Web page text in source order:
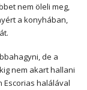
nem öleli meg,
a konyhában,
de a
nem akart hallani
Escorias halálával